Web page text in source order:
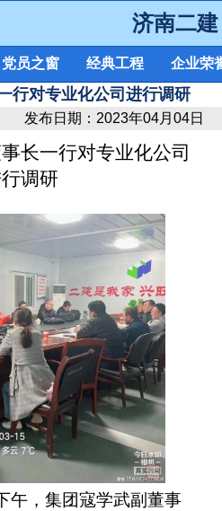
济南二建
党员之窗 经典工程 企业荣
行对专业化公司进行调研
发布日期： 2023年04月04日
长一行对专业化公司
调研
午，集团寇学武副董事